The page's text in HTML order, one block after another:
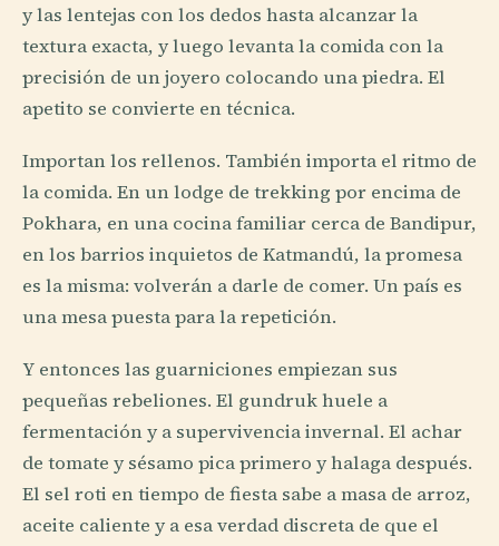
y las lentejas con los dedos hasta alcanzar la
textura exacta, y luego levanta la comida con la
precisión de un joyero colocando una piedra. El
apetito se convierte en técnica.
Importan los rellenos. También importa el ritmo de
la comida. En un lodge de trekking por encima de
Pokhara, en una cocina familiar cerca de Bandipur,
en los barrios inquietos de Katmandú, la promesa
es la misma: volverán a darle de comer. Un país es
una mesa puesta para la repetición.
Y entonces las guarniciones empiezan sus
pequeñas rebeliones. El gundruk huele a
fermentación y a supervivencia invernal. El achar
de tomate y sésamo pica primero y halaga después.
El sel roti en tiempo de fiesta sabe a masa de arroz,
aceite caliente y a esa verdad discreta de que el